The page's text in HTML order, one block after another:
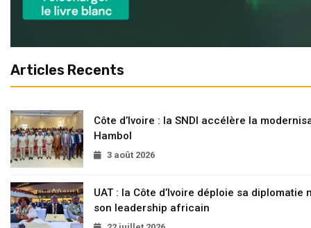
Articles Recents
Côte d’Ivoire : la SNDI accélère la
Hambol
3 août 2026
UAT : la Côte d’Ivoire déploie sa
son leadership africain